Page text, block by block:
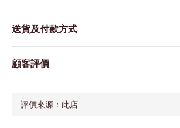
送貨及付款方式
顧客評價